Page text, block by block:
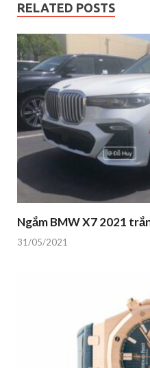
RELATED POSTS
Ngắm BMW X7 2021
31/05/2021